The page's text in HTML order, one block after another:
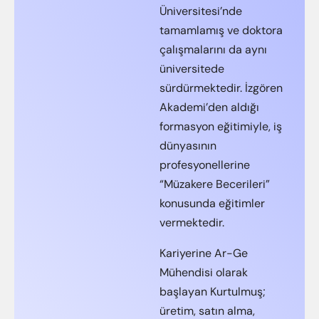
Üniversitesi’nde
tamamlamış ve doktora
çalışmalarını da aynı
üniversitede
sürdürmektedir. İzgören
Akademi’den aldığı
formasyon eğitimiyle, iş
dünyasının
profesyonellerine
“Müzakere Becerileri”
konusunda eğitimler
vermektedir.
Kariyerine Ar-Ge
Mühendisi olarak
başlayan Kurtulmuş;
üretim, satın alma,